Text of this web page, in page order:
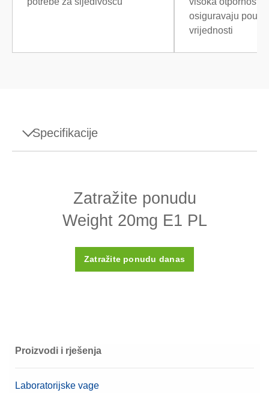
osiguravaju
vrijednosti
Specifikacije
Žica
8000 (± 30) kg/m3
< 0.02
Umjerni certifikat Ne
OIML klasa
Zatražite ponudu
Weight 20mg E1 PL
Zatražite ponudu danas
Proizvodi i rješenja
Laboratorijske vage